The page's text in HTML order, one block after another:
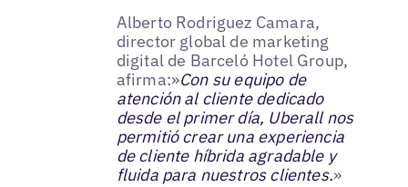
Alberto Rodriguez Camara,
director global de marketing
digital de Barceló Hotel Group,
afirma:»Con su equipo de
atención al cliente dedicado
desde el primer día, Uberall nos
permitió crear una experiencia
de cliente híbrida agradable y
fluida para nuestros clientes.»